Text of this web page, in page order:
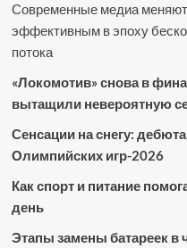
Современные медиа
эффективным в эпоху
потока
«Локомотив» снова в
вытащили невероятную
Сенсации на снегу:
Олимпийских игр-2026
Как спорт и питание
день
Этапы замены батареек в